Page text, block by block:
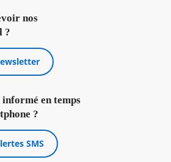
nos
?
en temps
?
SMS